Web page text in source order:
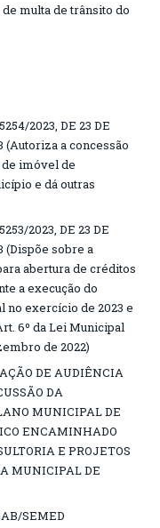
multa de trânsito do
2023, DE 23 DE
(Autoriza a concessão
imóvel de
e dá outras
2023, DE 23 DE
(Dispõe sobre a
abertura de créditos
a execução do
no exercício de 2023 e
6º da Lei Municipal
de 2022)
DE AUDIÊNCIA
DA
MUNICIPAL DE
ENCAMINHADO
E PROJETOS
MUNICIPAL DE
SEMED